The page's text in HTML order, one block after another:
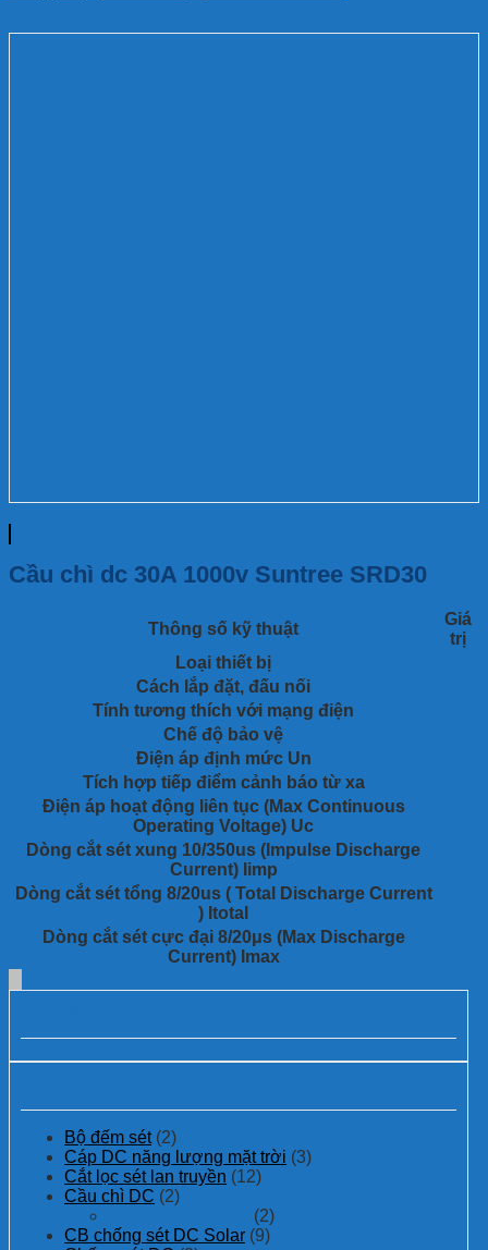
Cầu chì dc 30A 1000v Suntree SRD30
Thông số kỹ thuật
Giá
trị
Loại thiết bị
Cách lắp đặt, đấu nối
Tính tương thích với mạng điện
Chế độ bảo vệ
Điện áp định mức Un
Tích hợp tiếp điểm cảnh báo từ xa
Điện áp hoạt động liên tục (Max Continuous
Operating Voltage) Uc
Dòng cắt sét xung 10/350us (Impulse Discharge
Current) Iimp
Dòng cắt sét tổng 8/20us ( Total Discharge Current
) Itotal
Dòng cắt sét cực đại 8/20μs (Max Discharge
Current) Imax
Bộ đếm sét (2)
Cáp DC năng lượng mặt trời (3)
Cắt lọc sét lan truyền (12)
Cầu chì DC (2)
(2)
CB chống sét DC Solar (9)